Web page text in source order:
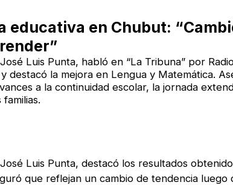
educativa en Chubut:
Luis Punta, habló en “La Tribuna” por
destacó la mejora en Lengua y Matemática.
a la continuidad escolar, la jornada
Luis Punta, destacó los resultados
que reflejan un cambio de tendencia luego